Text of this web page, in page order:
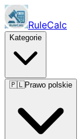
RuleCalc
Kategorie
🇵🇱Prawo polskie